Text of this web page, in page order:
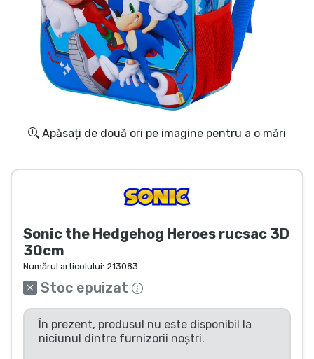
Apăsați de două ori pe imagine pentru a o mări
Sonic the Hedgehog Heroes rucsac 3D
30cm
Numărul articolului: 213083
Stoc epuizat
În prezent, produsul nu este disponibil la
niciunul dintre furnizorii noștri.
Transport și plată
Sortare după serie
Sortare după filme
Sortare după desene animate
Sortare după Anime
Sortare după jocuri
Sortare după sport
Sortare după muzică
Tipuri de produse